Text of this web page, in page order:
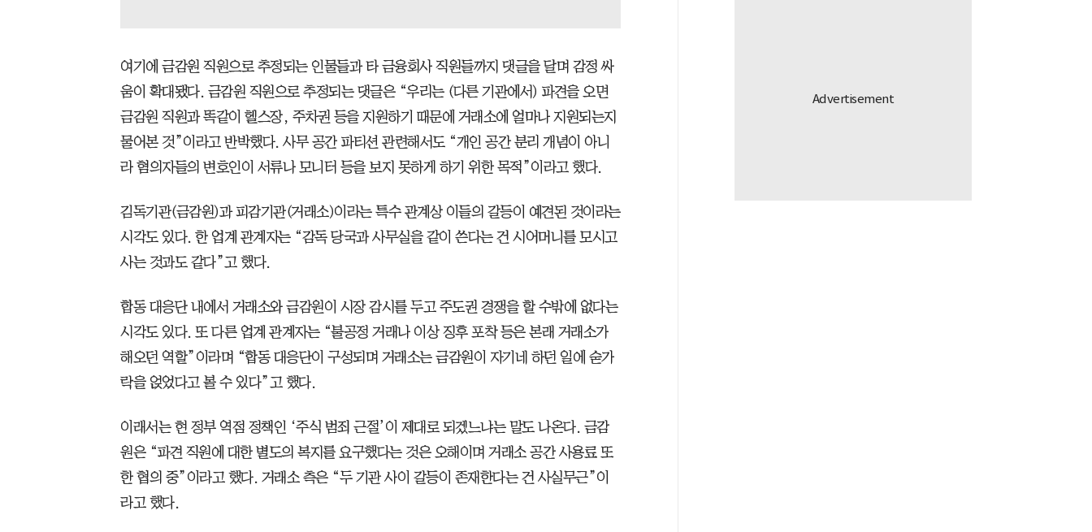
여기에 금감원 직원으로 추정되는 인물들과 타 금융회사 직원들까지 댓글을 달며 감정 싸
움이 확대됐다. 금감원 직원으로 추정되는 댓글은 “우리는 (다른 기관에서) 파견을 오면
금감원 직원과 똑같이 헬스장, 주차권 등을 지원하기 때문에 거래소에 얼마나 지원되는지
물어본 것”이라고 반박했다. 사무 공간 파티션 관련해서도 “개인 공간 분리 개념이 아니
라 혐의자들의 변호인이 서류나 모니터 등을 보지 못하게 하기 위한 목적”이라고 했다.
김독기관(금감원)과 피감기관(거래소)이라는 특수 관계상 이들의 갈등이 예견된 것이라는
시각도 있다. 한 업계 관계자는 “감독 당국과 사무실을 같이 쓴다는 건 시어머니를 모시고
사는 것과도 같다”고 했다.
합동 대응단 내에서 거래소와 금감원이 시장 감시를 두고 주도권 경쟁을 할 수밖에 없다는
시각도 있다. 또 다른 업계 관계자는 “불공정 거래나 이상 징후 포착 등은 본래 거래소가
해오던 역할”이라며 “합동 대응단이 구성되며 거래소는 금감원이 자기네 하던 일에 숟가
락을 얹었다고 볼 수 있다”고 했다.
이래서는 현 정부 역점 정책인 ‘주식 범죄 근절’이 제대로 되겠느냐는 말도 나온다. 금감
원은 “파견 직원에 대한 별도의 복지를 요구했다는 것은 오해이며 거래소 공간 사용료 또
한 협의 중”이라고 했다. 거래소 측은 “두 기관 사이 갈등이 존재한다는 건 사실무근”이
라고 했다.